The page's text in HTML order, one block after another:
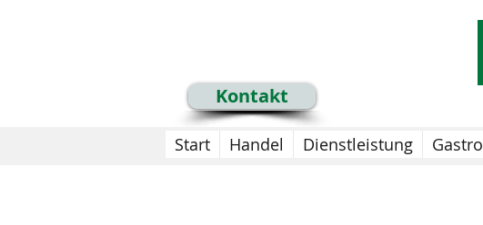
Kontakt
Start Handel Dienstleistung Gastro